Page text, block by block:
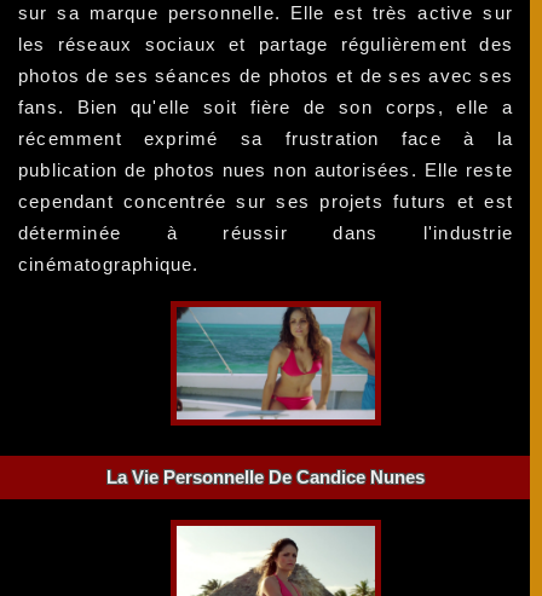
sur sa marque personnelle. Elle est très active sur
les réseaux sociaux et partage régulièrement des
photos de ses séances de photos et de ses avec ses
fans. Bien qu'elle soit fière de son corps, elle a
récemment exprimé sa frustration face à la
publication de photos nues non autorisées. Elle reste
cependant concentrée sur ses projets futurs et est
déterminée à réussir dans l'industrie
cinématographique.
La Vie Personnelle De Candice Nunes